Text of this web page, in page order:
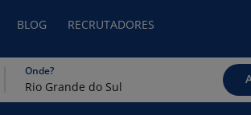
BLOG RECRUTADORES
Onde?